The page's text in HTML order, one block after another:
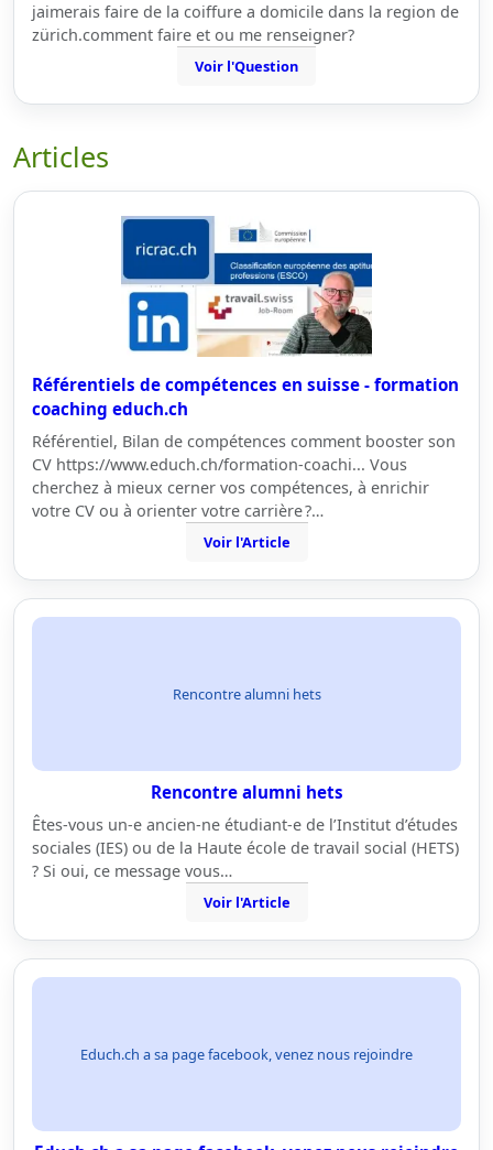
jaimerais faire de la coiffure a domicile dans la region de
zürich.comment faire et ou me renseigner?
Voir l'Question
Articles
Référentiels de compétences en suisse - formation
coaching educh.ch
Référentiel, Bilan de compétences comment booster son
CV https://www.educh.ch/formation-coachi... Vous
cherchez à mieux cerner vos compétences, à enrichir
votre CV ou à orienter votre carrière ?…
Voir l'Article
Rencontre alumni hets
Rencontre alumni hets
Êtes-vous un-e ancien-ne étudiant-e de l’Institut d’études
sociales (IES) ou de la Haute école de travail social (HETS)
? Si oui, ce message vous…
Voir l'Article
Educh.ch a sa page facebook, venez nous rejoindre